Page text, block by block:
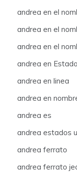
andrea en el
andrea en el
andrea en el
andrea en
andrea en linea
andrea en
andrea es
andrea estados
andrea ferrato
andrea ferrato